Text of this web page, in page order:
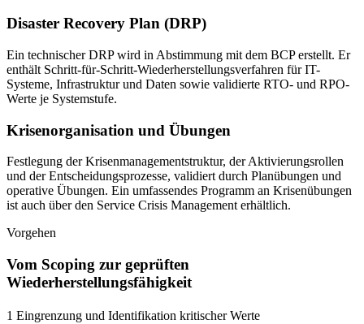
Disaster Recovery Plan (DRP)
Ein technischer DRP wird in Abstimmung mit dem BCP erstellt. Er
enthält Schritt-für-Schritt-Wiederherstellungsverfahren für IT-
Systeme, Infrastruktur und Daten sowie validierte RTO- und RPO-
Werte je Systemstufe.
Krisenorganisation und Übungen
Festlegung der Krisenmanagementstruktur, der Aktivierungsrollen
und der Entscheidungsprozesse, validiert durch Planübungen und
operative Übungen. Ein umfassendes Programm an Krisenübungen
ist auch über den Service Crisis Management erhältlich.
Vorgehen
Vom Scoping zur geprüften
Wiederherstellungsfähigkeit
1 Eingrenzung und Identifikation kritischer Werte